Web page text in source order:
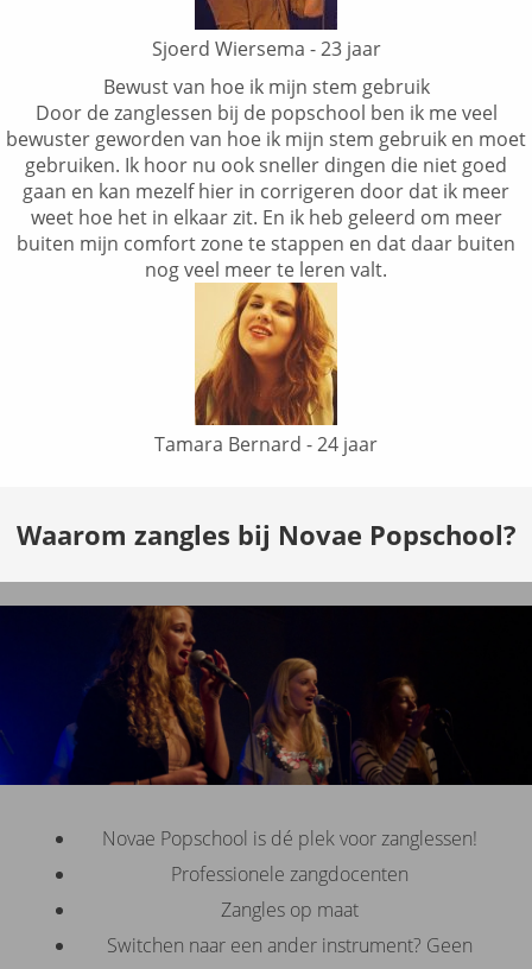
Sjoerd Wiersema - 23 jaar
Bewust van hoe ik mijn stem gebruik
Door de zanglessen bij de popschool ben ik me veel
bewuster geworden van hoe ik mijn stem gebruik en moet
gebruiken. Ik hoor nu ook sneller dingen die niet goed
gaan en kan mezelf hier in corrigeren door dat ik meer
weet hoe het in elkaar zit. En ik heb geleerd om meer
buiten mijn comfort zone te stappen en dat daar buiten
nog veel meer te leren valt.
Tamara Bernard - 24 jaar
Waarom zangles bij Novae Popschool?
Novae Popschool is dé plek voor zanglessen!
Professionele zangdocenten
Zangles op maat
Switchen naar een ander instrument? Geen